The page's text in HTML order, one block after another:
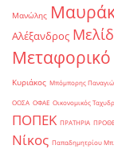
Μανώλης
Αλέξανδρος
Κυριάκος Μπόμπορης
ΟΟΣΑ ΟΦΑΕ Οικονομικός
ΠΟΠΕΚ ΠΡΑΤΗΡΙΑ
Νίκος Παπαδημητρίου Μπ.